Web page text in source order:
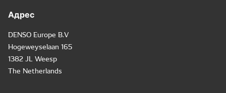
Адрес
DENSO Europe B.V
Hogeweyselaan 165
1382 JL Weesp
The Netherlands